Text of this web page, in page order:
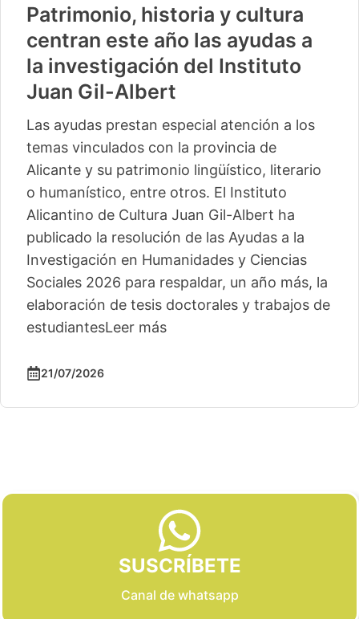
Patrimonio, historia y cultura
centran este año las ayudas a
la investigación del Instituto
Juan Gil-Albert
Las ayudas prestan especial atención a los
temas vinculados con la provincia de
Alicante y su patrimonio lingüístico, literario
o humanístico, entre otros. El Instituto
Alicantino de Cultura Juan Gil-Albert ha
publicado la resolución de las Ayudas a la
Investigación en Humanidades y Ciencias
Sociales 2026 para respaldar, un año más, la
elaboración de tesis doctorales y trabajos de
estudiantesLeer más
21/07/2026
SUSCRÍBETE
Canal de whatsapp